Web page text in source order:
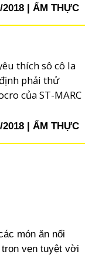
2018 ẨM THỰC
thích sô cô la
phải thử
của ST-MARC
2018 ẨM THỰC
món ăn nổi
vẹn tuyệt vời